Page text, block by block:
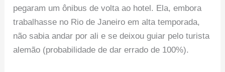
pegaram um ônibus de volta ao hotel. Ela, embora
trabalhasse no Rio de Janeiro em alta temporada,
não sabia andar por ali e se deixou guiar pelo turista
alemão (probabilidade de dar errado de 100%).